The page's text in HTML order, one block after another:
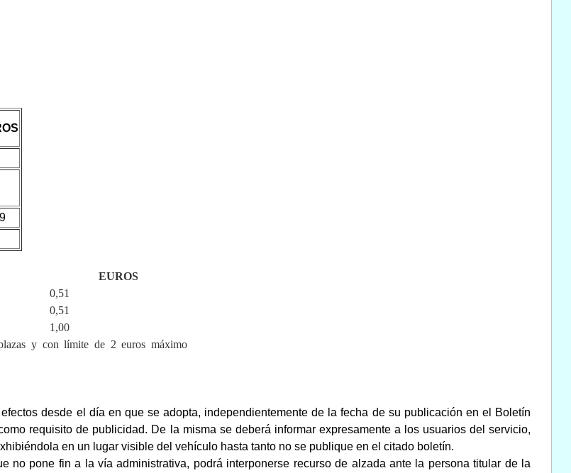
EUROS
0,51
0,51
1,00
y con límite de 2 euros máximo
desde el día en que se adopta, independientemente de la fecha de su publicación en el Boletín
requisito de publicidad. De la misma se deberá informar expresamente a los usuarios del servicio,
en un lugar visible del vehículo hasta tanto no se publique en el citado boletín.
no pone fin a la vía administrativa, podrá interponerse recurso de alzada ante la persona titular de la